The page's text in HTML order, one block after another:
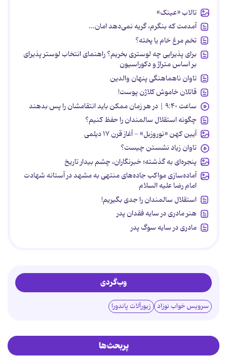
تالاب «عینک»
آمدمت که بنگرم، گریه نمی‌دهد امان...
تخم مرغ خام یا پخته؟
برای پذیرایی چه لوستری بخریم؟ راهنمای انتخاب لوستر پذیرای
بر اساس متراژ و دکوراسیون
تاوان ناهماهنگی پنهان والدین
قاتلان خاموش کلاژن پوست!
ساعت ۹:۴۰ | در هر زمان ممکن باید انتقامشان را پس بدهند
چگونه استقلال سالمندان را حفظ کنیم؟
آیین کهن «نوروزبل» - آغاز قرن ۱۷ دیلمی
تاوان زیاد نشستن چیست؟
پنجره‌ای به گذشته؛ خبرنگاران، چشم بیدار تاریخ
آماده‌سازی مواکب جاده‌های منتهی به مشهد در آستانه شهادت
امام رضا علیه السلام
استقلال سالمندان را جدی بگیریم!
هنر مادری در سایه‌ فقدان پدر
مادری در سایه سوگ پدر
وب‌گردی
سرویس خواب نوزاد زیورآلات پاندورا
پربحث‌ها